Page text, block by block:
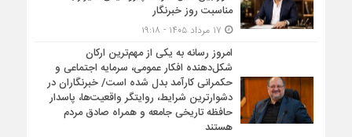
مناسبت روز خبرنگار
امروز رسانه به یکی از مهم‌ترین ارکان
شکل‌دهنده افکار عمومی، سرمایه اجتماعی و
حکمرانی کارآمد بدل شده است/ خبرنگاران در
دشوارترین شرایط، روایتگر واقعیت‌ها، پاسدار
حافظه تاریخی جامعه و همراه صادق مردم
هستند